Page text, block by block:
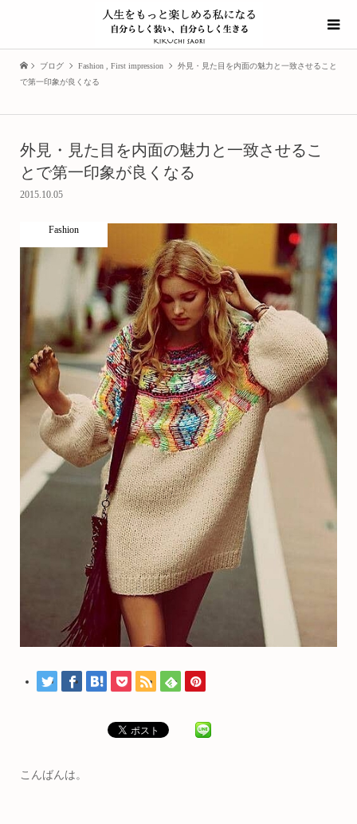
ブログ Fashion First impression
外見・見た目を内面の魅力と一致させること
で第一印象が良くなる
外見・見た目を内面の魅力と一致させるこ
とで第一印象が良くなる
2015.10.05
Fashion
こんばんは。